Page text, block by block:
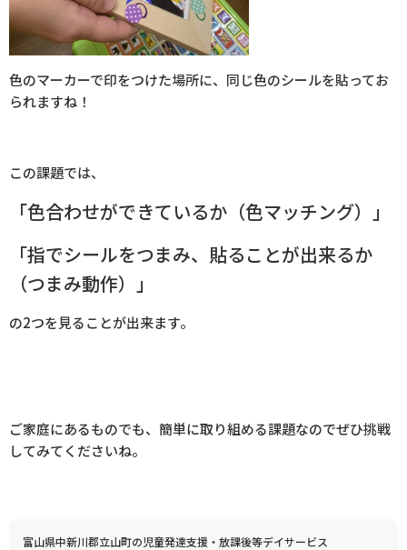
色のマーカーで印をつけた場所に、同じ色のシールを貼ってお
られますね！
この課題では、
「色合わせができているか（色マッチング）」
「指でシールをつまみ、貼ることが出来るか
（つまみ動作）」
の2つを見ることが出来ます。
ご家庭にあるものでも、簡単に取り組める課題なのでぜひ挑戦
してみてくださいね。
富山県中新川郡立山町の児童発達支援・放課後等デイサービス